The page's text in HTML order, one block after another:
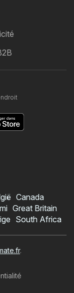
Canada
Great Britain
South Africa
.